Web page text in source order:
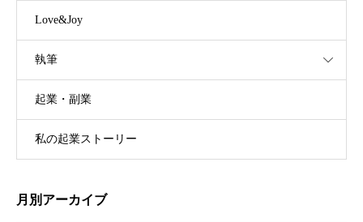
Love&Joy
執筆
起業・副業
私の起業ストーリー
月別アーカイブ